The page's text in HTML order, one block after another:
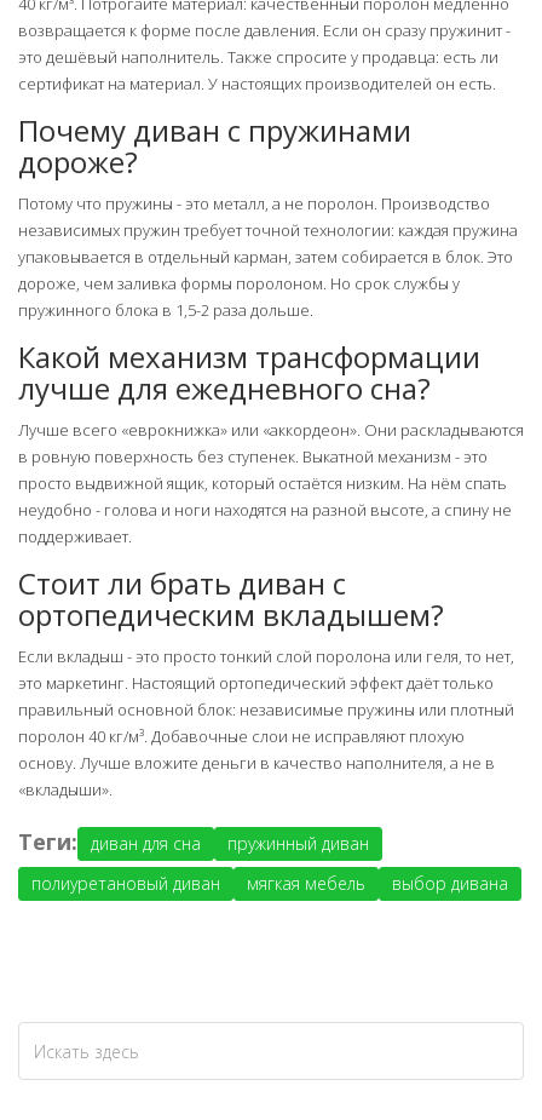
возвращается к форме после давления. Если он сразу пружинит -
это дешёвый наполнитель. Также спросите у продавца: есть ли
сертификат на материал. У настоящих производителей он есть.
Почему диван с пружинами
дороже?
Потому что пружины - это металл, а не поролон. Производство
независимых пружин требует точной технологии: каждая пружина
упаковывается в отдельный карман, затем собирается в блок. Это
дороже, чем заливка формы поролоном. Но срок службы у
пружинного блока в 1,5-2 раза дольше.
Какой механизм трансформации
лучше для ежедневного сна?
Лучше всего «еврокнижка» или «аккордеон». Они раскладываются
в ровную поверхность без ступенек. Выкатной механизм - это
просто выдвижной ящик, который остаётся низким. На нём спать
неудобно - голова и ноги находятся на разной высоте, а спину не
поддерживает.
Стоит ли брать диван с
ортопедическим вкладышем?
Если вкладыш - это просто тонкий слой поролона или геля, то нет,
это маркетинг. Настоящий ортопедический эффект даёт только
правильный основной блок: независимые пружины или плотный
поролон 40 кг/м³. Добавочные слои не исправляют плохую
основу. Лучше вложите деньги в качество наполнителя, а не в
«вкладыши».
Теги: диван для сна
пружинный диван
полиуретановый диван
мягкая мебель выбор дивана